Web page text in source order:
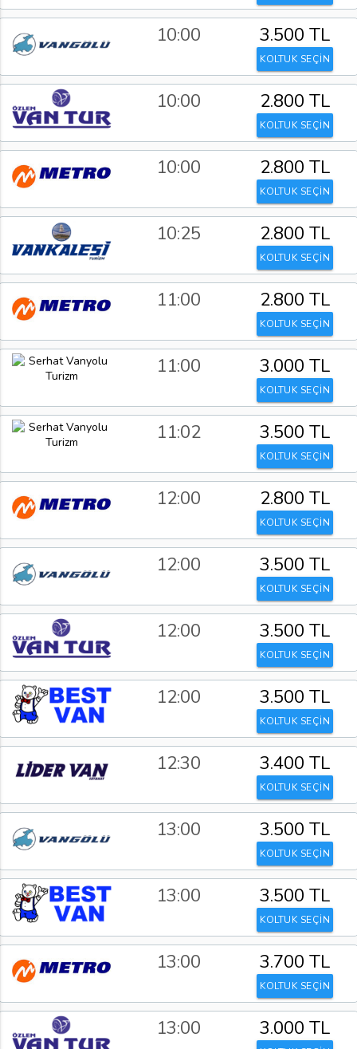
10:00 3.500 TL
KOLTUK SEÇİN
10:00 2.800 TL
KOLTUK SEÇİN
10:00 2.800 TL
KOLTUK SEÇİN
10:25 2.800 TL
KOLTUK SEÇİN
11:00 2.800 TL
KOLTUK SEÇİN
11:00 3.000 TL
KOLTUK SEÇİN
11:02 3.500 TL
KOLTUK SEÇİN
12:00 2.800 TL
KOLTUK SEÇİN
12:00 3.500 TL
KOLTUK SEÇİN
12:00 3.500 TL
KOLTUK SEÇİN
12:00 3.500 TL
KOLTUK SEÇİN
12:30 3.400 TL
KOLTUK SEÇİN
13:00 3.500 TL
KOLTUK SEÇİN
13:00 3.500 TL
KOLTUK SEÇİN
13:00 3.700 TL
KOLTUK SEÇİN
13:00 3.000 TL